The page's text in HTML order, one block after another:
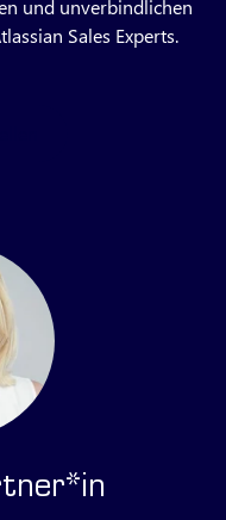
und unverbindlichen
Sales Experts.